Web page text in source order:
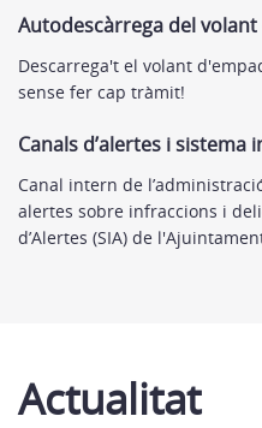
Autodescàrrega del
Descarrega't el volant
sense fer cap tràmit!
Canals d’alertes i sistema
Canal intern de
alertes sobre infraccions i
d’Alertes (SIA) de
Actualitat